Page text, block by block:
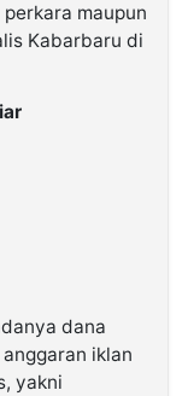
maupun
Kabarbaru di
dana
iklan
yakni